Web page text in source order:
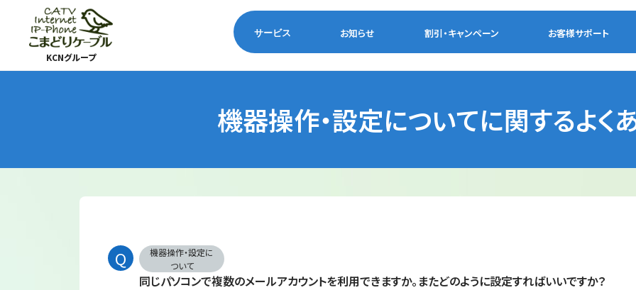
KCNグループ
サービス お知らせ 割引・キャンペーン お客様サポート
機器操作・設定についてに関するよく
機器操作・設定に
ついて
同じパソコンで複数のメールアカウントを利用できますか。またどのように設定すればいいですか？